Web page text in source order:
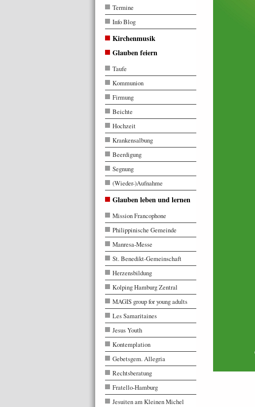
Termine
Info Blog
Kirchenmusik
Glauben feiern
Taufe
Kommunion
Firmung
Beichte
Hochzeit
Krankensalbung
Beerdigung
Segnung
(Wieder-)Aufnahme
Glauben leben und lernen
Mission Francophone
Philippinische Gemeinde
Manresa-Messe
St. Benedikt-Gemeinschaft
Herzensbildung
Kolping Hamburg Zentral
MAGIS group for young adults
Les Samaritaines
Jesus Youth
Kontemplation
Gebetsgem. Allegria
Rechtsberatung
Fratello-Hamburg
Jesuiten am Kleinen Michel